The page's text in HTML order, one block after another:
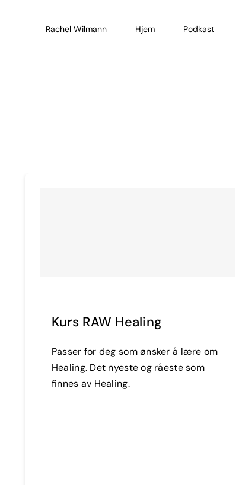
Rachel Wilmann Hjem Podkast
Kurs RAW Healing
Passer for deg som ønsker å lære om
Healing. Det nyeste og råeste som
finnes av Healing.